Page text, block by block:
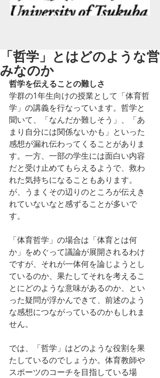
「哲学」とはどのような営
みなのか
哲学を伝えることの難しさ
学群の1年生向けの授業として「体育哲
学」の講義を行なっています。哲学と
聞いて、「なんだか難しそう」、「あ
まり自分には関係ないかも」といった
感想が漏れ伝わってくることがありま
す。一方、一部の学生には面白い内容
だと受け止めてもらえるようで、救わ
れた気持ちになることもあります。
が、うまくその辺りのところが伝えき
れていないなと感ずることが多いで
す。
「体育哲学」の場合は「体育とは何
か」をめぐって議論が展開されるわけ
ですが、それが一体何を論じようとし
ているのか、果たしてそれを考えるこ
とにどのような意味があるのか、とい
った疑問が浮かんできて、前述のよう
な感想につながっているのかもしれま
せん。
では、「哲学」はどのような役割を果
たしているのでしょうか。体育教師や
スポーツのコーチを目指している場